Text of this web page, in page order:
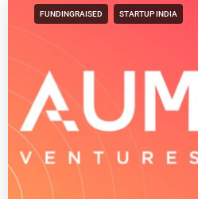
FUNDINGRAISED STARTUP INDIA